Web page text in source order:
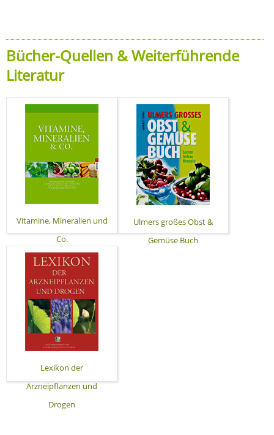
Bücher-Quellen & Weiterführende
Literatur
Vitamine, Mineralien und
Co.
Ulmers großes Obst &
Gemüse Buch
Lexikon der
Arzneipflanzen und
Drogen